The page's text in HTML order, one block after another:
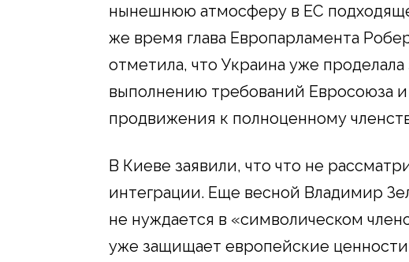
нынешнюю атмосферу в ЕС
же время глава Европарламента
отметила, что Украина уже
выполнению требований Евросоюза и
продвижения к полноценному
В Киеве заявили, что что не
интеграции. Еще весной Владимир
не нуждается в «символическом
уже защищает европейские